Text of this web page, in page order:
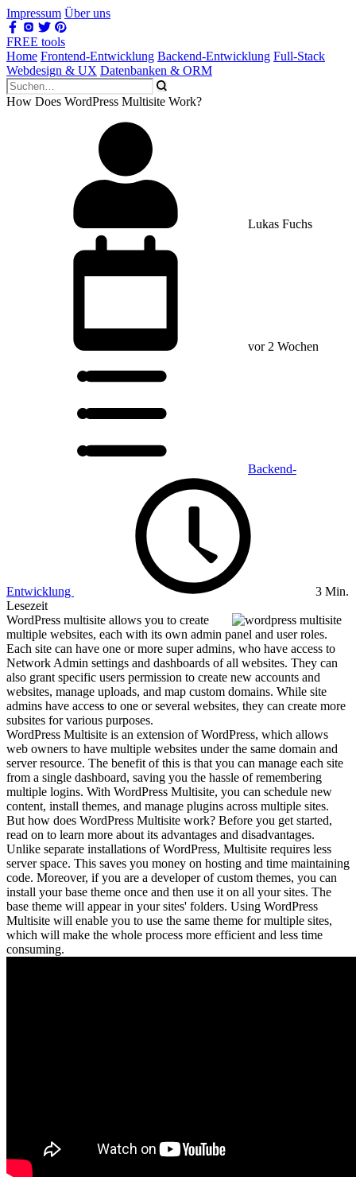
Impressum Über uns
FREE tools
Home Frontend-Entwicklung Backend-Entwicklung Full-Stack
Webdesign & UX Datenbanken & ORM
How Does WordPress Multisite Work?
Lukas Fuchs
vor 2 Wochen
Backend-
Entwicklung
3 Min.
Lesezeit
WordPress multisite allows you to create
multiple websites, each with its own admin panel and user roles.
Each site can have one or more super admins, who have access to
Network Admin settings and dashboards of all websites. They can
also grant specific users permission to create new accounts and
websites, manage uploads, and map custom domains. While site
admins have access to one or several websites, they can create more
subsites for various purposes.
WordPress Multisite is an extension of WordPress, which allows
web owners to have multiple websites under the same domain and
server resource. The benefit of this is that you can manage each site
from a single dashboard, saving you the hassle of remembering
multiple logins. With WordPress Multisite, you can schedule new
content, install themes, and manage plugins across multiple sites.
But how does WordPress Multisite work? Before you get started,
read on to learn more about its advantages and disadvantages.
Unlike separate installations of WordPress, Multisite requires less
server space. This saves you money on hosting and time maintaining
code. Moreover, if you are a developer of custom themes, you can
install your base theme once and then use it on all your sites. The
base theme will appear in your sites' folders. Using WordPress
Multisite will enable you to use the same theme for multiple sites,
which will make the whole process more efficient and less time
consuming.